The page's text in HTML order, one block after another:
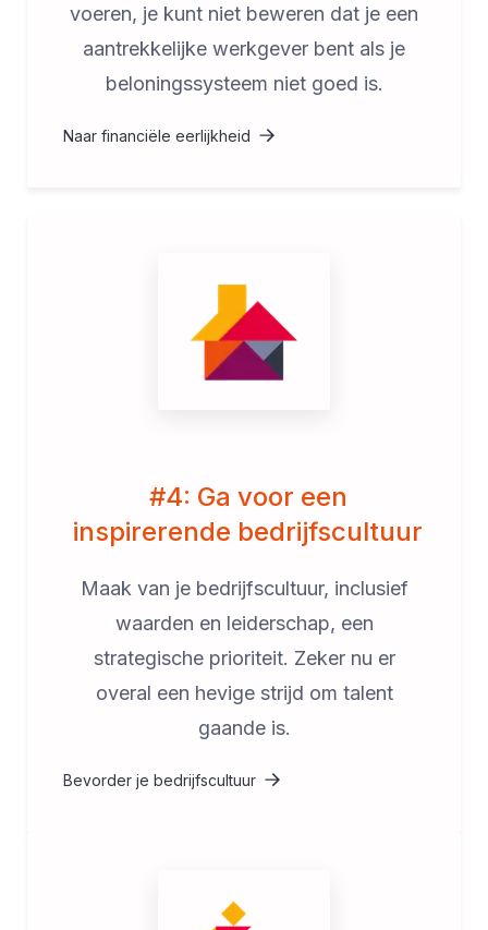
voeren, je kunt niet beweren dat je een
aantrekkelijke werkgever bent als je
beloningssysteem niet goed is.
Naar financiële eerlijkheid
#4: Ga voor een
inspirerende bedrijfscultuur
Maak van je bedrijfscultuur, inclusief
waarden en leiderschap, een
strategische prioriteit. Zeker nu er
overal een hevige strijd om talent
gaande is.
Bevorder je bedrijfscultuur